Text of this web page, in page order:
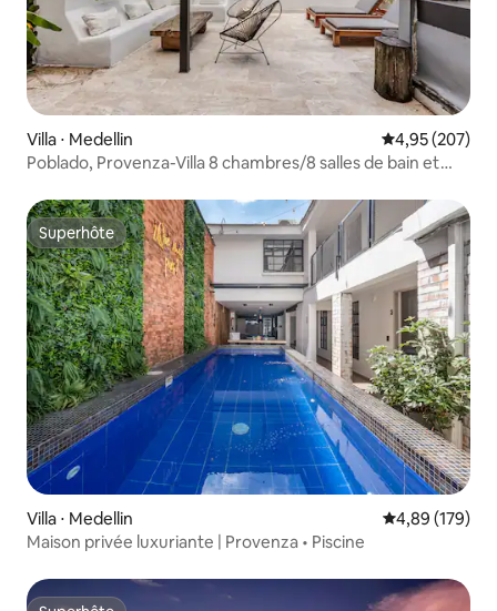
Villa ⋅ Medellin Évaluation
4,95 (207)
Poblado, Provenza-Villa 8 chambres/8 salles de bain et
Superhôte
Superhôte
Villa ⋅ Medellin Évaluation
4,89 (179)
Maison privée luxuriante | Provenza • Piscine